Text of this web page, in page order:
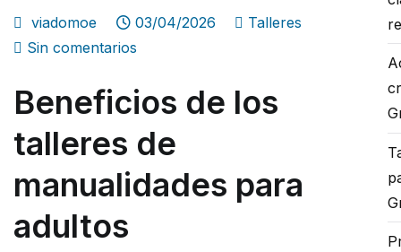
viadomoe 03/04/2026
Talleres
Sin comentarios
de
talleres
de
manualidades
Beneficios de los
talleres de
manualidades para
adultos